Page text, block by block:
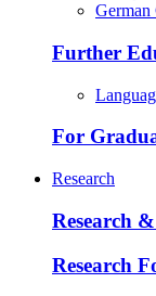
German
Further
For
Research
Research
Research